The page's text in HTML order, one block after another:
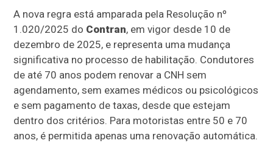
A nova regra está amparada pela Resolução nº
1.020/2025 do Contran, em vigor desde 10 de
dezembro de 2025, e representa uma mudança
significativa no processo de habilitação. Condutores
de até 70 anos podem renovar a CNH sem
agendamento, sem exames médicos ou psicológicos
e sem pagamento de taxas, desde que estejam
dentro dos critérios. Para motoristas entre 50 e 70
anos, é permitida apenas uma renovação automática.